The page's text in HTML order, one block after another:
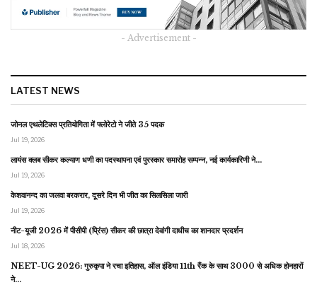
- Advertisement -
LATEST NEWS
जोनल एथलेटिक्स प्रतियोगिता में फ्लोरेटो ने जीते 35 पदक
Jul 19, 2026
लायंस क्लब सीकर कल्याण धणी का पदस्थापना एवं पुरस्कार समारोह सम्पन्न, नई कार्यकारिणी ने…
Jul 19, 2026
केशवानन्द का जलवा बरकरार, दूसरे दिन भी जीत का सिलसिला जारी
Jul 19, 2026
नीट-यूजी 2026 में पीसीपी (प्रिंस) सीकर की छात्रा देवांगी दाधीच का शानदार प्रदर्शन
Jul 18, 2026
NEET-UG 2026: गुरुकृपा ने रचा इतिहास, ऑल इंडिया 11th रैंक के साथ 3000 से अधिक होनहारों
ने…